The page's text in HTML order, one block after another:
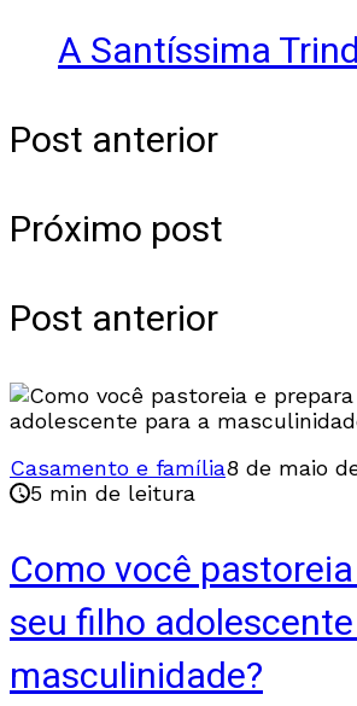
A Santíssima
Post anterior
Próximo post
Post anterior
Casamento e família8 de maio
5 min de leitura
Como você
seu filho
masculinidade?